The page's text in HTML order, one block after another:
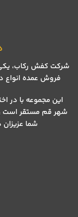
شرکت کفش رکاب،
فروش عمده انواع
این مجموعه با در
شهر قم مستقر است و
شما